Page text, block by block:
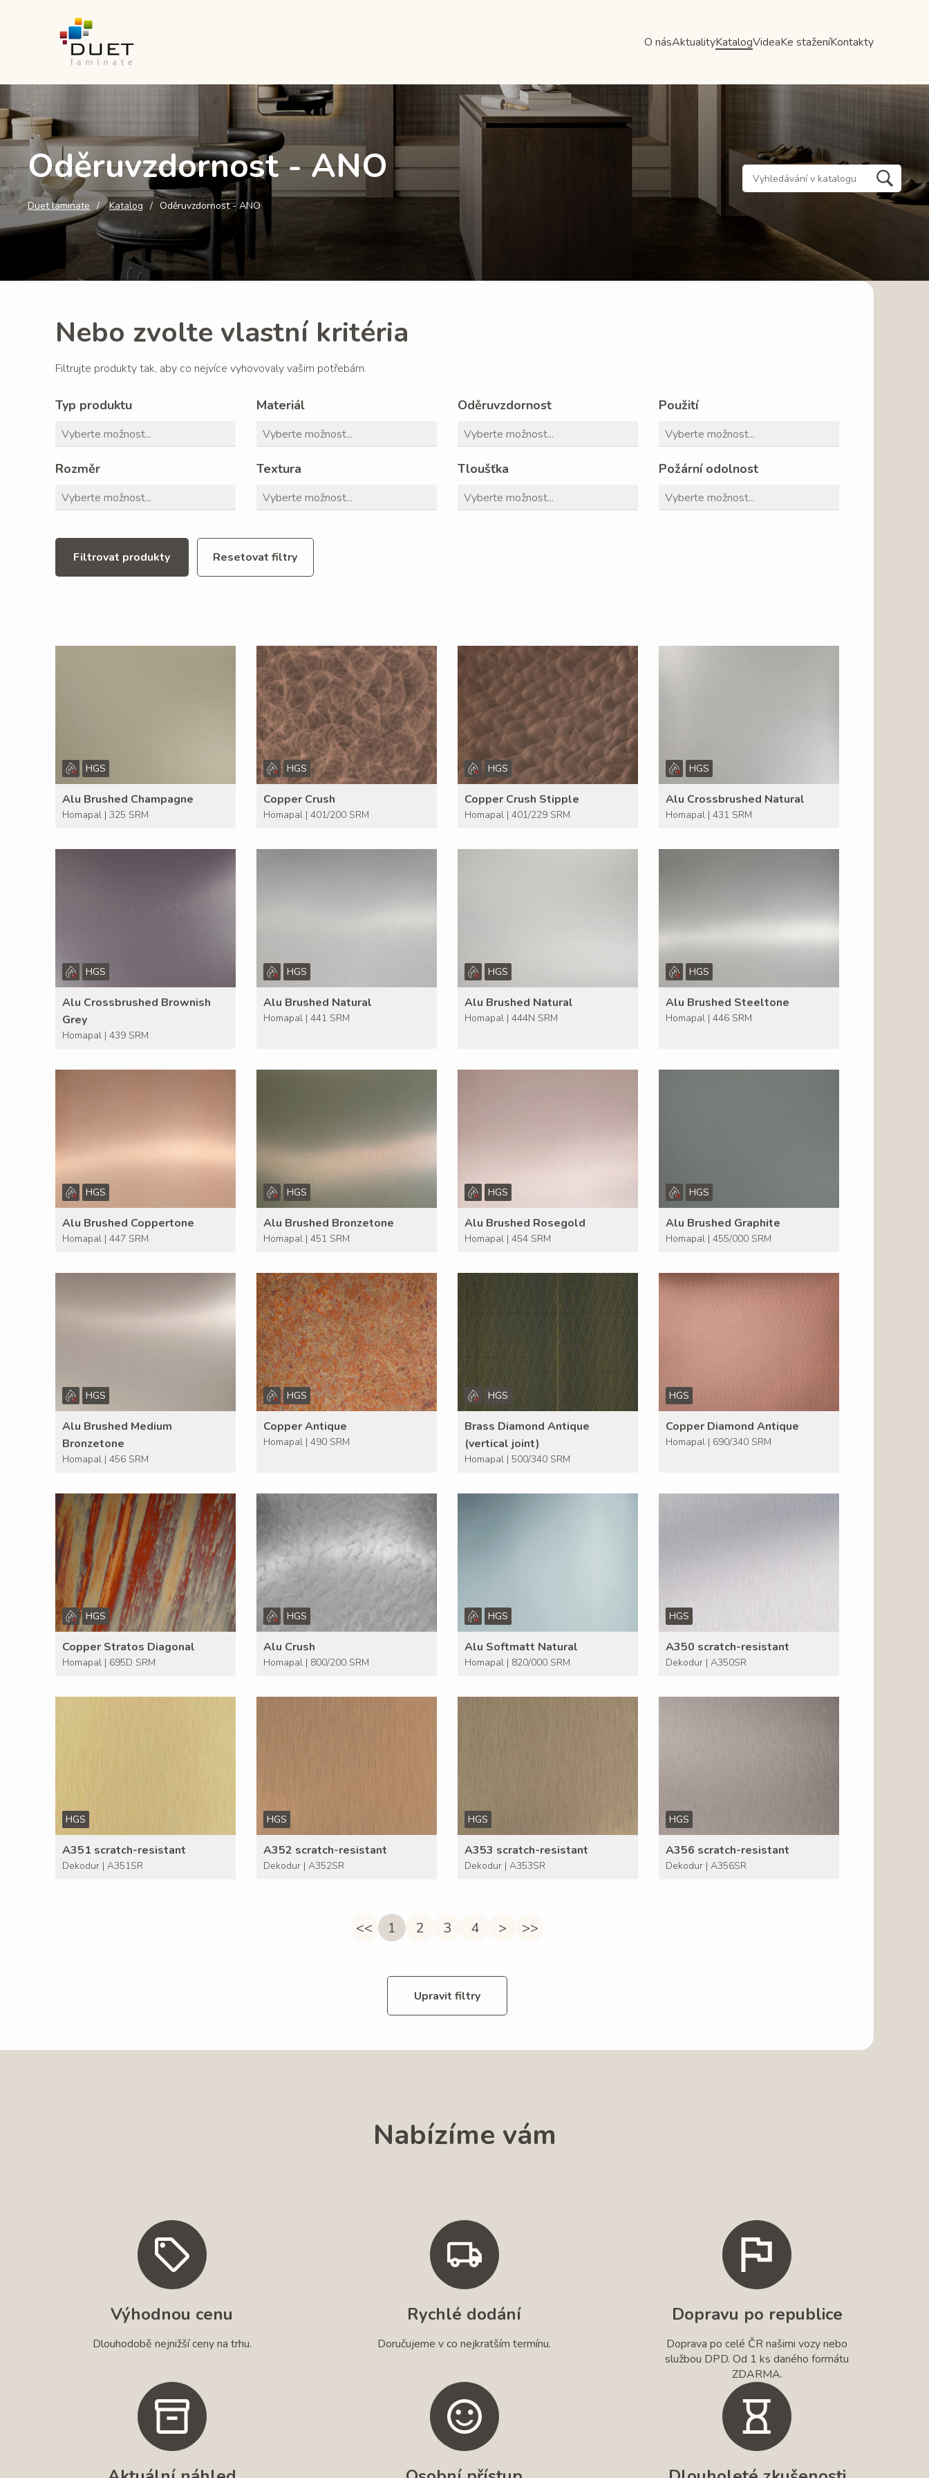
O násAktualityKatalogVideaKe staženíKontakty
Oděruvzdornost - ANO
Duet laminate Katalog Oděruvzdornost - ANO
Nebo zvolte vlastní kritéria
Filtrujte produkty tak, aby co nejvíce vyhovovaly vašim potřebám.
Typ produktu Materiál Oděruvzdornost Použití
Rozměr Textura Tloušťka Požární odolnost
Filtrovat produkty Resetovat filtry
HGS
Alu Brushed Champagne
Homapal | 325 SRM
HGS
Copper Crush
Homapal | 401/200 SRM
HGS
Copper Crush Stipple
Homapal | 401/229 SRM
HGS
Alu Crossbrushed Natural
Homapal | 431 SRM
HGS
Alu Crossbrushed Brownish
Grey
Homapal | 439 SRM
HGS
Alu Brushed Natural
Homapal | 441 SRM
HGS
Alu Brushed Natural
Homapal | 444N SRM
HGS
Alu Brushed Steeltone
Homapal | 446 SRM
HGS
Alu Brushed Coppertone
Homapal | 447 SRM
HGS
Alu Brushed Bronzetone
Homapal | 451 SRM
HGS
Alu Brushed Rosegold
Homapal | 454 SRM
HGS
Alu Brushed Graphite
Homapal | 455/000 SRM
HGS
Alu Brushed Medium
Bronzetone
Homapal | 456 SRM
HGS
Copper Antique
Homapal | 490 SRM
HGS
Brass Diamond Antique
(vertical joint)
Homapal | 500/340 SRM
HGS
Copper Diamond Antique
Homapal | 690/340 SRM
HGS
Copper Stratos Diagonal
Homapal | 695D SRM
HGS
Alu Crush
Homapal | 800/200 SRM
HGS
Alu Softmatt Natural
Homapal | 820/000 SRM
HGS
A350 scratch-resistant
Dekodur | A350SR
HGS
A351 scratch-resistant
Dekodur | A351SR
HGS
A352 scratch-resistant
Dekodur | A352SR
HGS
A353 scratch-resistant
Dekodur | A353SR
HGS
A356 scratch-resistant
Dekodur | A356SR
<< 1 2 3 4 > >>
Upravit filtry
Nabízíme vám
Výhodnou cenu
Dlouhodobě nejnižší ceny na trhu.
Rychlé dodání
Doručujeme v co nejkratším termínu.
Dopravu po republice
Doprava po celé ČR našimi vozy nebo
službou DPD. Od 1 ks daného formátu
ZDARMA.